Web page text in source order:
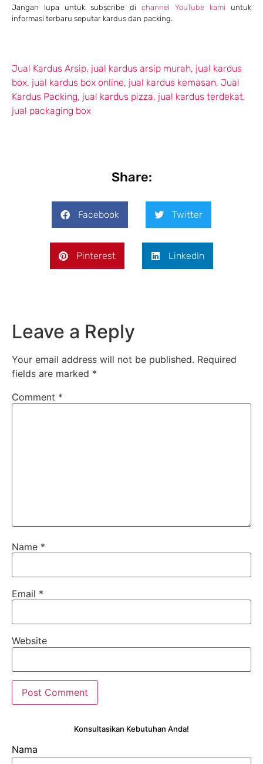
Jangan lupa untuk subscribe di channel YouTube kami untuk
informasi terbaru seputar kardus dan packing.
Jual Kardus Arsip, jual kardus arsip murah, jual kardus
box, jual kardus box online, jual kardus kemasan, Jual
Kardus Packing, jual kardus pizza, jual kardus terdekat,
jual packaging box
Share:
Facebook Twitter
Pinterest LinkedIn
Leave a Reply
Your email address will not be published. Required
fields are marked *
Comment *
Name *
Email *
Website
Konsultasikan Kebutuhan Anda!
Nama